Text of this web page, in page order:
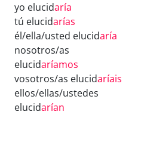
yo elucidaría
tú elucidarías
él/ella/usted elucidaría
nosotros/as
elucidaríamos
vosotros/as elucidaríais
ellos/ellas/ustedes
elucidarían